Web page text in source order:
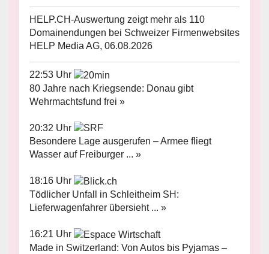
HELP.CH-Auswertung zeigt mehr als 110
Domainendungen bei Schweizer Firmenwebsites
HELP Media AG, 06.08.2026
22:53 Uhr
80 Jahre nach Kriegsende: Donau gibt
Wehrmachtsfund frei »
20:32 Uhr
Besondere Lage ausgerufen – Armee fliegt
Wasser auf Freiburger ... »
18:16 Uhr
Tödlicher Unfall in Schleitheim SH:
Lieferwagenfahrer übersieht ... »
16:21 Uhr
Made in Switzerland: Von Autos bis Pyjamas –